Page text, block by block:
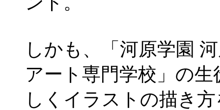
しかも、「河原学園
アート専門学校」の
しくイラストの描き